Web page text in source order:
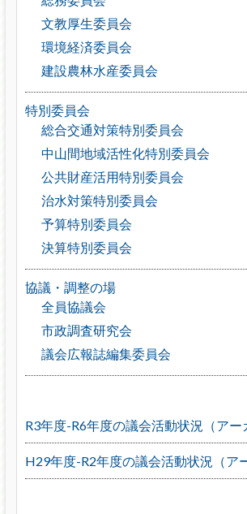
文教厚生委員会
環境経済委員会
建設農林水産委員会
特別委員会
総合交通対策特別委員会
中山間地域活性化特別委員会
公共財産活用特別委員会
治水対策特別委員会
予算特別委員会
決算特別委員会
協議・調整の場
全員協議会
市政調査研究会
議会広報誌編集委員会
R3年度-R6年度の議会活動状況（アー
H29年度-R2年度の議会活動状況（ア